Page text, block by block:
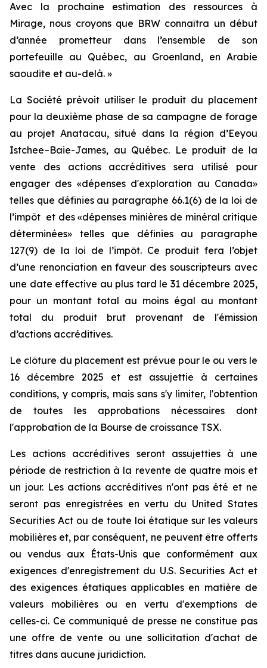
Avec la prochaine estimation des ressources à
Mirage, nous croyons que BRW connaîtra un début
d’année prometteur dans l’ensemble de son
portefeuille au Québec, au Groenland, en Arabie
saoudite et au-delà. »
La Société prévoit utiliser le produit du placement
pour la deuxième phase de sa campagne de forage
au projet Anatacau, situé dans la région d’Eeyou
Istchee–Baie-James, au Québec. Le produit de la
vente des actions accréditives sera utilisé pour
engager des «dépenses d'exploration au Canada»
telles que définies au paragraphe 66.1(6) de la loi de
l’impôt et des «dépenses minières de minéral critique
déterminées» telles que définies au paragraphe
127(9) de la loi de l’impôt. Ce produit fera l’objet
d’une renonciation en faveur des souscripteurs avec
une date effective au plus tard le 31 décembre 2025,
pour un montant total au moins égal au montant
total du produit brut provenant de l'émission
d’actions accréditives.
Le clôture du placement est prévue pour le ou vers le
16 décembre 2025 et est assujettie à certaines
conditions, y compris, mais sans s'y limiter, l'obtention
de toutes les approbations nécessaires dont
l'approbation de la Bourse de croissance TSX.
Les actions accréditives seront assujetties à une
période de restriction à la revente de quatre mois et
un jour. Les actions accréditives n'ont pas été et ne
seront pas enregistrées en vertu du United States
Securities Act ou de toute loi étatique sur les valeurs
mobilières et, par conséquent, ne peuvent être offerts
ou vendus aux États-Unis que conformément aux
exigences d'enregistrement du U.S. Securities Actet
des exigences étatiques applicables en matière de
valeurs mobilières ou en vertu d'exemptions de
celles-ci. Ce communiqué de presse ne constitue pas
une offre de vente ou une sollicitation d'achat de
titres dans aucune juridiction.